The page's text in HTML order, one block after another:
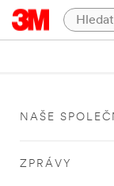
NAŠE
ZPRÁVY